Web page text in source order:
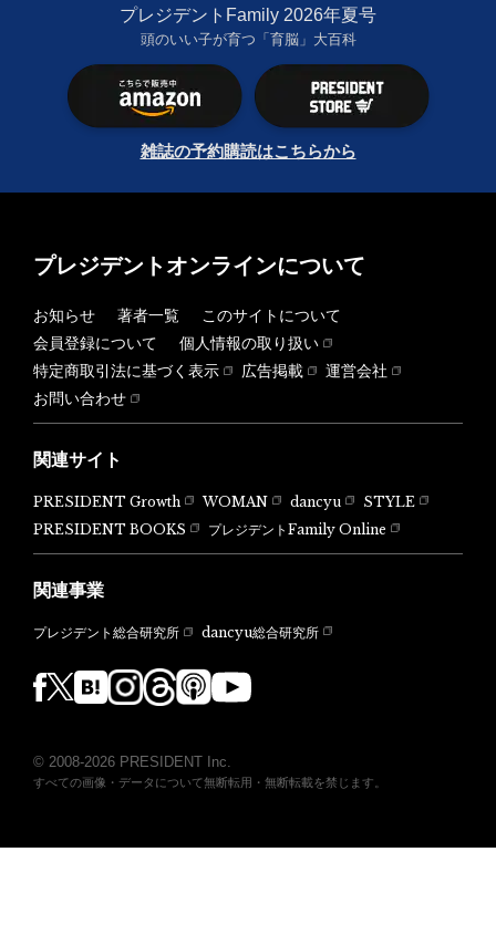
プレジデントFamily 2026年夏号
頭のいい子が育つ「育脳」大百科
雑誌の予約購読はこちらから
プレジデントオンラインについて
お知らせ 著者一覧
このサイトについて
会員登録について
個人情報の取り扱い
特定商取引法に基づく表示
広告掲載
運営会社
お問い合わせ
関連サイト
PRESIDENT Growth WOMAN dancyu
STYLE
PRESIDENT BOOKS
プレジデントFamily Online
関連事業
プレジデント総合研究所 dancyu総合研究所
© 2008-2026 PRESIDENT Inc.
すべての画像・データについて無断転用・無断転載を禁じます。